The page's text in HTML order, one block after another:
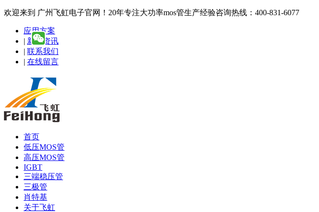
欢迎来到 广州飞虹电子官网！20年专注大功率mos管生产经验咨询热线：400-831-6077
应用方案
| 新闻资讯
| 联系我们
| 在线留言
首页
低压MOS管
高压MOS管
IGBT
三端稳压管
三极管
肖特基
关于飞虹